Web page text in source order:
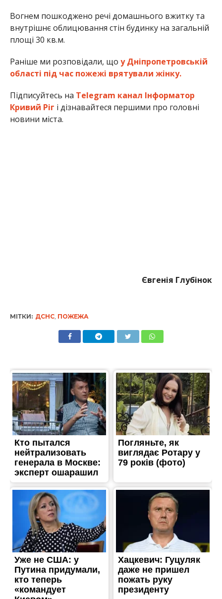
Вогнем пошкоджено речі домашнього вжитку та
внутрішнє облицювання стін будинку на загальній
площі 30 кв.м.
Раніше ми розповідали, що у Дніпропетровській
області під час пожежі врятували жінку.
Підписуйтесь на Telegram канал Інформатор
Кривий Ріг і дізнавайтеся першими про головні
новини міста.
Євгенія Глубінок
МІТКИ: ДСНС, ПОЖЕЖА